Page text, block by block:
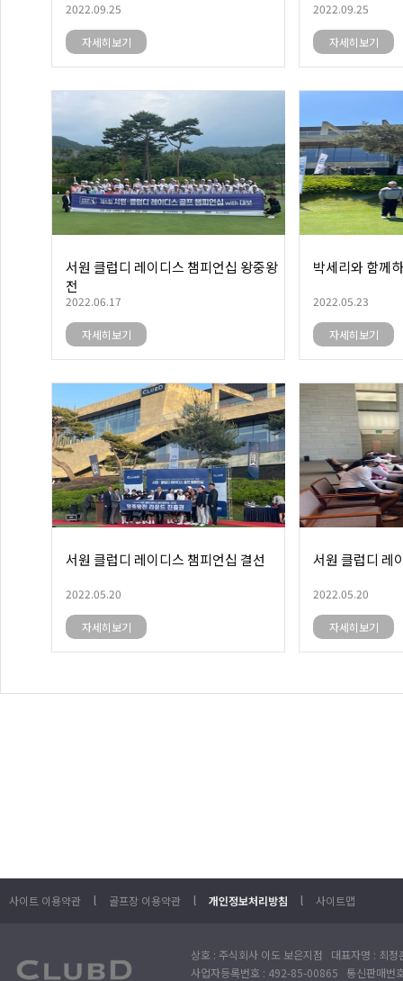
2022.09.25
자세히보기
2022.09.25
자세히보기
서원 클럽디 레이디스 챔피언십 왕중왕
전
2022.06.17
자세히보기
박세리와 함께
2022.05.23
자세히보기
서원 클럽디 레이디스 챔피언십 결선
2022.05.20
자세히보기
서원 클럽디 레
2022.05.20
자세히보기
사이트 이용약관 l 골프장 이용약관 l 개인정보처리방침 l 사이트맵
상호 : 주식회사 이도 보은지점 대표자명 : 최
사업자등록번호 : 492-85-00865 통신판매